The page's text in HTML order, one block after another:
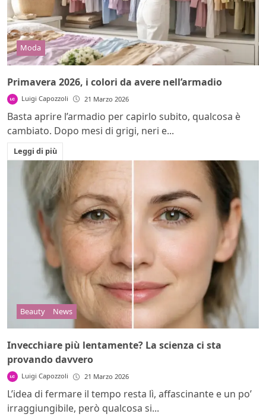
Moda
Primavera 2026, i colori da avere nell’armadio
Luigi Capozzoli 21 Marzo 2026
Basta aprire l’armadio per capirlo subito, qualcosa è
cambiato. Dopo mesi di grigi, neri e...
Leggi di più
Beauty News
Invecchiare più lentamente? La scienza ci sta
provando davvero
Luigi Capozzoli 21 Marzo 2026
L’idea di fermare il tempo resta lì, affascinante e un po’
irraggiungibile, però qualcosa si...